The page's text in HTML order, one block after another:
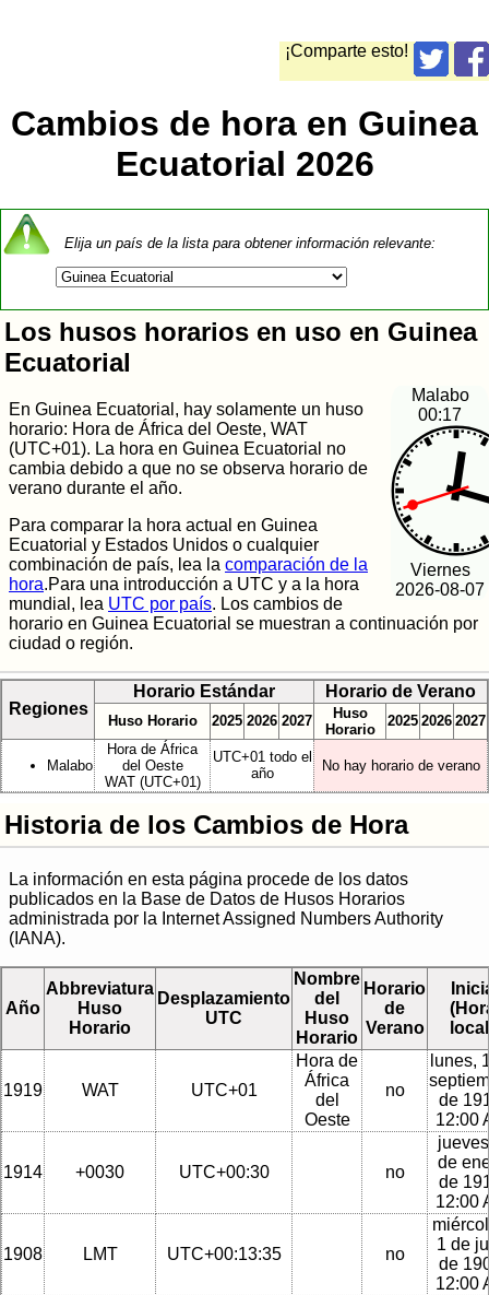
¡Comparte esto!
Cambios de hora en Guinea
Ecuatorial 2026
Elija un país de la lista para obtener información relevante:
Los husos horarios en uso en Guinea
Ecuatorial
Malabo
00:17
Viernes
2026-08-07
En Guinea Ecuatorial, hay solamente un huso
horario: Hora de África del Oeste, WAT
(UTC+01). La hora en Guinea Ecuatorial no
cambia debido a que no se observa horario de
verano durante el año.
Para comparar la hora actual en Guinea
Ecuatorial y Estados Unidos o cualquier
combinación de país, lea la comparación de la
hora.Para una introducción a UTC y a la hora
mundial, lea UTC por país. Los cambios de
horario en Guinea Ecuatorial se muestran a continuación por
ciudad o región.
Regiones
Horario Estándar Horario de Verano
Huso Horario 2025 2026 2027
Huso
Horario
2025 2026 2027
Malabo
Hora de África
del Oeste
WAT (UTC+01)
UTC+01 todo el
año
No hay horario de verano
Historia de los Cambios de Hora
La información en esta página procede de los datos
publicados en la Base de Datos de Husos Horarios
administrada por la Internet Assigned Numbers Authority
(IANA).
Año
Abbreviatura
Huso
Horario
Desplazamiento
UTC
Nombre
del
Huso
Horario
Horario
de
Verano
1919 WAT UTC+01
Hora de
África
del
Oeste
no
lunes,
de
12:00
1914 +0030 UTC+00:30 no
de
de
12:00
1908 LMT UTC+00:13:35 no
1 de
de
12:00